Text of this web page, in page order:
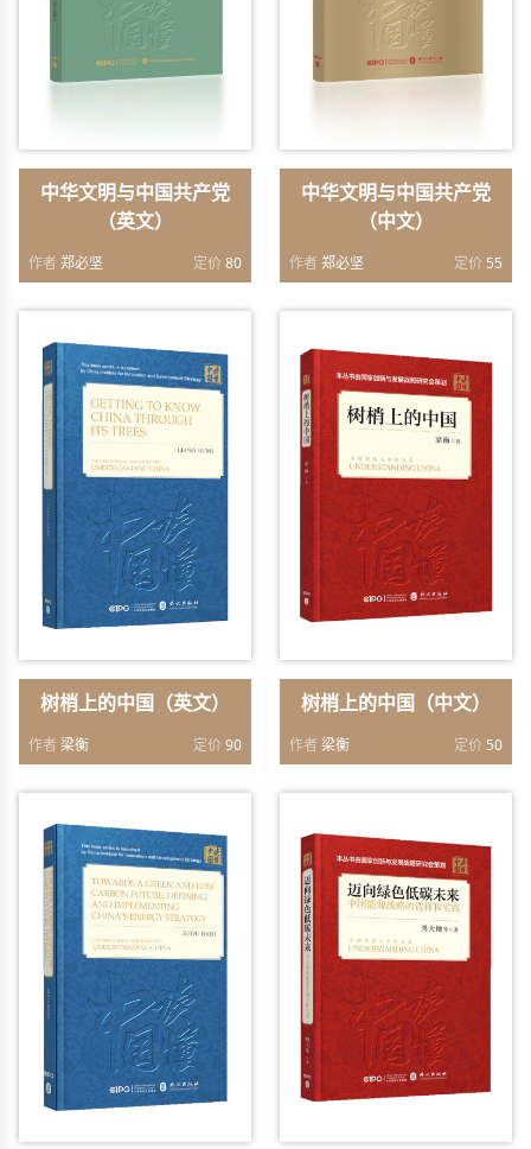
中华文明与中国共产党
（英文）
作者 郑必坚 定价80
中华文明与中国共产党
（中文）
作者 郑必坚 定价 55
树梢上的中国（英文）
作者 梁衡 定价90
树梢上的中国（中文）
作者 梁衡 定价 50